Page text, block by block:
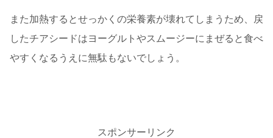
また加熱するとせっかくの栄養素が壊れてしまうため、戻
したチアシードはヨーグルトやスムージーにまぜると食べ
やすくなるうえに無駄もないでしょう。
スポンサーリンク